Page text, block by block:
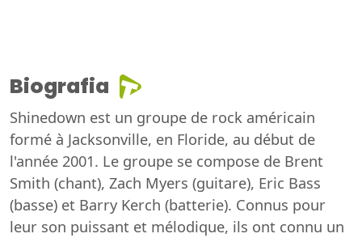
Biografia
Shinedown est un groupe de rock américain
formé à Jacksonville, en Floride, au début de
l'année 2001. Le groupe se compose de Brent
Smith (chant), Zach Myers (guitare), Eric Bass
(basse) et Barry Kerch (batterie). Connus pour
leur son puissant et mélodique, ils ont connu un